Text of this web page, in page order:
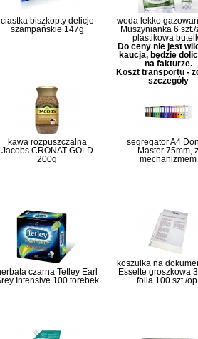
ciastka biszkopty delicje
szampańskie 147g
woda lekko
Muszynianka 6 szt./
plastikowa
Do ceny nie jest
kaucja, będzie
na fakturze.
Koszt transportu -
szczegóły
kawa rozpuszczalna
Jacobs CRONAT GOLD
200g
segregator A4
Master 75mm, z
mechanizmem
czarna Tetley Earl
Intensive 100 torebek
koszulka na
Esselte groszkowa
folia 100 szt./